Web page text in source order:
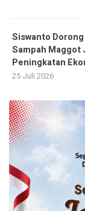
Siswanto
Sampah Maggot
Peningkatan
25 Juli 2026